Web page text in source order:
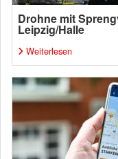
Drohne mit
Leipzig/Halle
Weiterlesen